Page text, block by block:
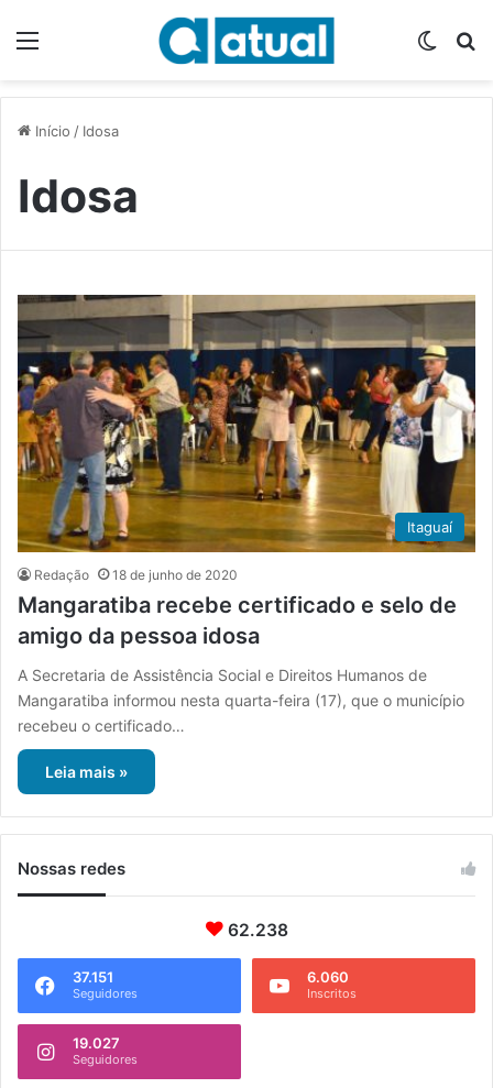
Início / Idosa
Idosa
Itaguaí
Redação 18 de junho de 2020
Mangaratiba recebe certificado e selo de
amigo da pessoa idosa
A Secretaria de Assistência Social e Direitos Humanos de
Mangaratiba informou nesta quarta-feira (17), que o município
recebeu o certificado…
Leia mais »
Nossas redes
62.238
37.151
Seguidores
6.060
Inscritos
19.027
Seguidores